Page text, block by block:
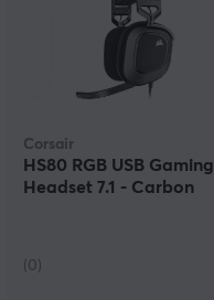
Corsair
HS80 RGB USB Gaming
Headset 7.1 - Carbon
(0)